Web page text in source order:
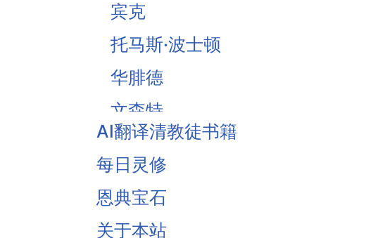
宾克
托马斯·波士顿
华腓德
文森特
Brooks
Owen
Traill
AI翻译清教徒书籍
每日灵修
恩典宝石
关于本站